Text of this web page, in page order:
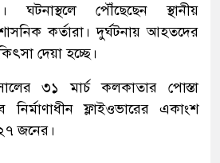
ঘটনাস্থলে পৌঁছেছেন স্থানীয়
কর্তারা। দুর্ঘটনায় আহতদের
দেয়া হচ্ছে।
৩১ মার্চ কলকাতার পোস্তা
ফ্লাইওভারের একাংশ
জনের।